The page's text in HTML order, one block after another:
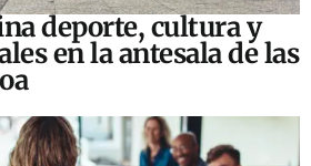
deporte, cultura y
en la antesala de las